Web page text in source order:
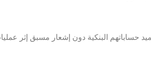
حساباتهم البنكية دون إشعار مسبق إثر